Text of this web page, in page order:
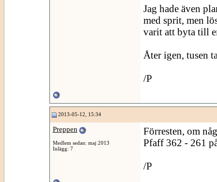
Jag hade även
med sprit, men
varit att byta till
Åter igen, tusen
/P
2013-05-12, 15:34
Preppen
Medlem sedan: maj 2013
Inlägg: 7
Förresten, om
Pfaff 362 - 261
/P